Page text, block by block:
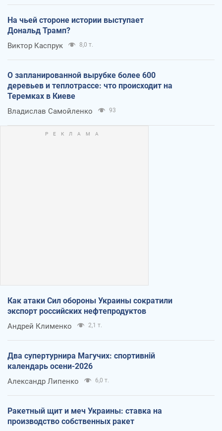
На чьей стороне истории выступает
Дональд Трамп?
Виктор Каспрук 8,0 т.
О запланированной вырубке более 600
деревьев и теплотрассе: что происходит на
Теремках в Киеве
Владислав Самойленко 93
Как атаки Сил обороны Украины сократили
экспорт российских нефтепродуктов
Андрей Клименко 2,1 т.
Два супертурнира Магучих: спортивній
календарь осени-2026
Александр Липенко 6,0 т.
Ракетный щит и меч Украины: ставка на
производство собственных ракет